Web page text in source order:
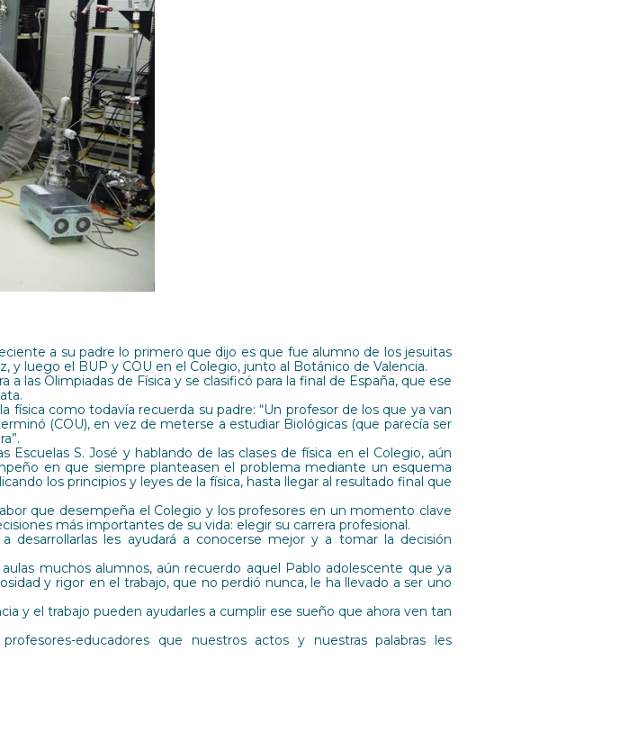
a su padre lo primero que dijo es que fue alumno de los jesuitas
y luego el BUP y COU en el Colegio, junto al Botánico de Valencia.
las Olimpiadas de Física y se clasificó para la final de España, que ese
como todavía recuerda su padre: “Un profesor de los que ya van
(COU), en vez de meterse a estudiar Biológicas (que parecía ser
S. José y hablando de las clases de física en el Colegio, aún
en que siempre planteasen el problema mediante un esquema
los principios y leyes de la física, hasta llegar al resultado final que
que desempeña el Colegio y los profesores en un momento clave
más importantes de su vida: elegir su carrera profesional.
desarrollarlas les ayudará a conocerse mejor y a tomar la decisión
muchos alumnos, aún recuerdo aquel Pablo adolescente que ya
y rigor en el trabajo, que no perdió nunca, le ha llevado a ser uno
y el trabajo pueden ayudarles a cumplir ese sueño que ahora ven tan
educadores que nuestros actos y nuestras palabras les